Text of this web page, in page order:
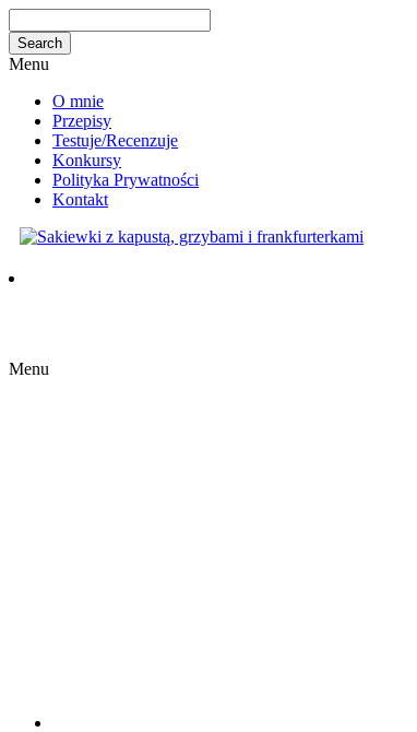
Menu
O mnie
Przepisy
Testuje/Recenzuje
Konkursy
Polityka Prywatności
Kontakt
Menu